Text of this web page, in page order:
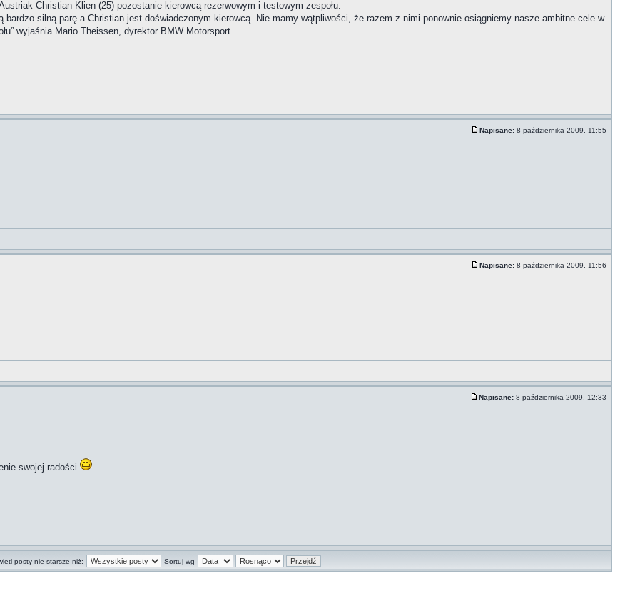
Christian Klien (25) pozostanie kierowcą rezerwowym i testowym zespołu.
bardzo silną parę a Christian jest doświadczonym kierowcą. Nie mamy wątpliwości, że razem z nimi ponownie osiągniemy nasze ambitne cele w
wyjaśnia Mario Theissen, dyrektor BMW Motorsport.
Napisane: 8 października 2009, 11:55
Napisane: 8 października 2009, 11:56
Napisane: 8 października 2009, 12:33
swojej radości
posty nie starsze niż: Sortuj wg